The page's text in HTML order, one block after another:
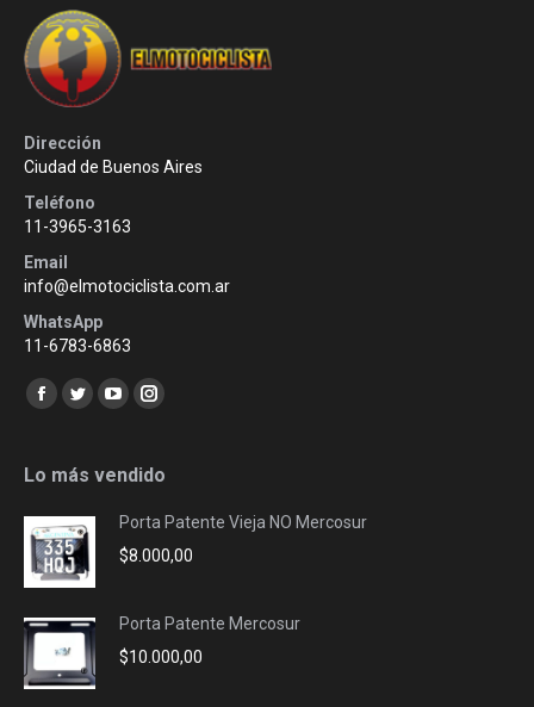
Dirección
Ciudad de Buenos Aires
Teléfono
11-3965-3163
Email
info@elmotociclista.com.ar
WhatsApp
11-6783-6863
Encuéntranos en:
Facebook
opens
new
window
Twitter
opens
new
window
YouTube
opens
new
window
Instagram
opens
new
window
Lo más vendido
Porta Patente Vieja NO Mercosur
$8.000,00
Porta Patente Mercosur
$10.000,00